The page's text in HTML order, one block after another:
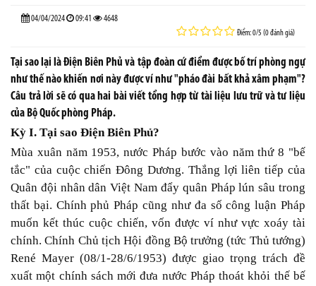
04/04/2024 09:41 4648
Điểm: 0/5 (0 đánh giá)
Tại sao lại là Điện Biên Phủ và tập đoàn cứ điểm được bố trí phòng ngự
như thế nào khiến nơi này được ví như "pháo đài bất khả xâm phạm"?
Câu trả lời sẽ có qua hai bài viết tổng hợp từ tài liệu lưu trữ và tư liệu
của Bộ Quốc phòng Pháp.
Kỳ I. Tại sao Điện Biên Phủ?
Mùa xuân năm 1953, nước Pháp bước vào năm thứ 8 "bế
tắc" của cuộc chiến Đông Dương. Thắng lợi liên tiếp của
Quân đội nhân dân Việt Nam đẩy quân Pháp lún sâu trong
thất bại. Chính phủ Pháp cũng như đa số công luận Pháp
muốn kết thúc cuộc chiến, vốn được ví như vực xoáy tài
chính. Chính Chủ tịch Hội đồng Bộ trưởng (tức Thủ tướng)
René Mayer (08/1-28/6/1953) được giao trọng trách đề
xuất một chính sách mới đưa nước Pháp thoát khỏi thế bế